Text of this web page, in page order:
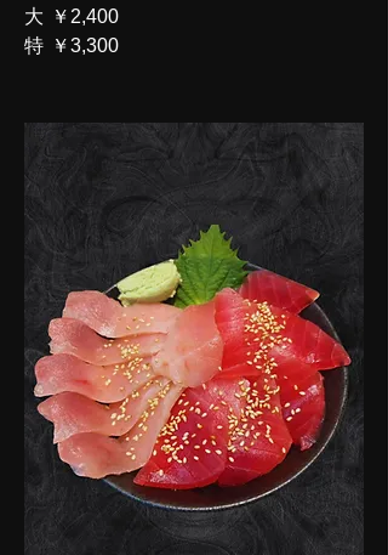
大
￥2,400
特 ￥3,300